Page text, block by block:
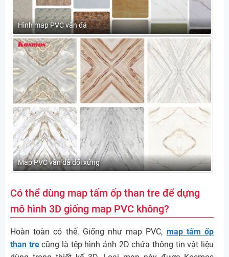
Hình map PVC vân đá
Map PVC vân đá đối xứng
Có thể dùng map tấm ốp than tre để dựng
mô hình 3D giống map PVC không?
Hoàn toàn có thể. Giống như map PVC, map tấm ốp
than trecũng là tệp hình ảnh 2D chứa thông tin vật liệu